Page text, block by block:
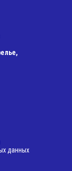
данных